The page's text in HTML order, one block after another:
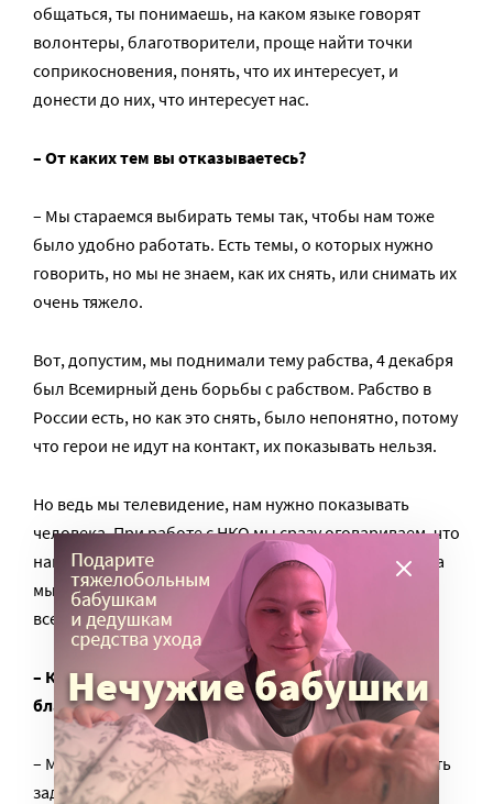
общаться, ты понимаешь, на каком языке говорят
волонтеры, благотворители, проще найти точки
соприкосновения, понять, что их интересует, и
донести до них, что интересует нас.
– От каких тем вы отказываетесь?
– Мы стараемся выбирать темы так, чтобы нам тоже
было удобно работать. Есть темы, о которых нужно
говорить, но мы не знаем, как их снять, или снимать их
очень тяжело.
Вот, допустим, мы поднимали тему рабства, 4 декабря
был Всемирный день борьбы с рабством. Рабство в
России есть, но как это снять, было непонятно, потому
что герои не идут на контакт, их показывать нельзя.
Но ведь мы телевидение, нам нужно показывать
человека. При работе с НКО мы сразу оговариваем, что
нам нужно для раскрытия темы. Таких случаев, когда
мы пытались поработать, но в чем-то не сошлись –
всего один или два.
– Какое развитие может быть у передач про
благотворительность?
– Мы готовим обновление нашего формата, у нас есть
задумки, да. Собираемся развиваться. Но мы будем